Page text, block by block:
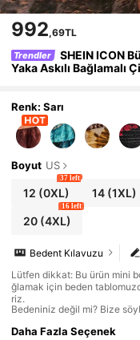
992,69TL
Trendler
SHEIN ICON
Yaka Askılı Bağlamalı
Renk: Sarı
Boyut US
12 (0XL)
37 left
14 (1XL)
20(4XL)
16 left
Bedent Kılavuzu
Lütfen dikkat: Bu ürün mini
ğlamak için beden
riz.
Bedeniniz değil mi? Bize
Daha Fazla Seçenek